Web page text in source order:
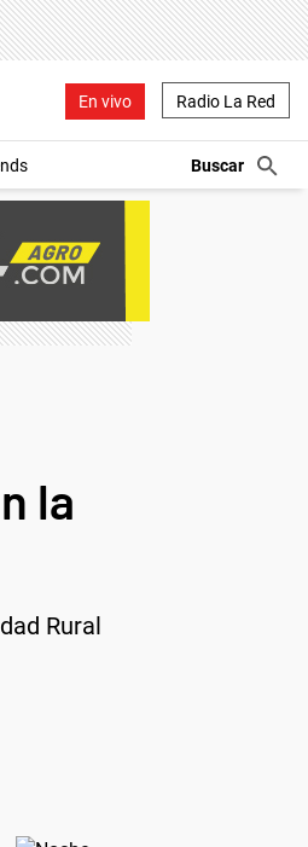
En vivo Radio La Red
la
Rural